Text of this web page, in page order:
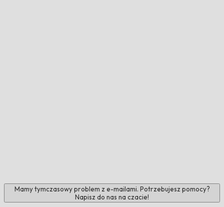
Mamy tymczasowy problem z e-mailami. Potrzebujesz pomocy?
Napisz do nas na czacie!